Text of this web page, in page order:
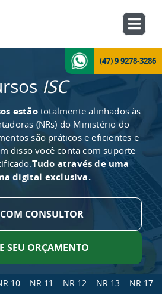
(47) 9 9278-3286
ISC
estãototalmente alinhados às
(NRs) do Ministério do
são práticos e eficientes e
disso você conta com suporte
Tudo através de uma
digital exclusiva.
CONSULTOR
SEU ORÇAMENTO
10 NR 11 NR 12 NR 13
NR 17